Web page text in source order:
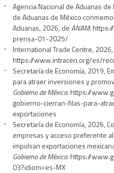
Agencia Nacional de Aduanas
de Aduanas de México
Aduanas, 2026, deANAM:
prensa-01-2025/
International Trade Centre,
https://www.intracen.org/es/
Secretaría de Economía, 2019,
para atraer inversiones y
Gobierno de México: https://
gobierno-cierran-filas-para-
exportaciones
Secretaría de Economía, 2026,
empresas y acceso preferente
impulsan exportaciones
Gobierno de México: https://
03?idiom=es-MX